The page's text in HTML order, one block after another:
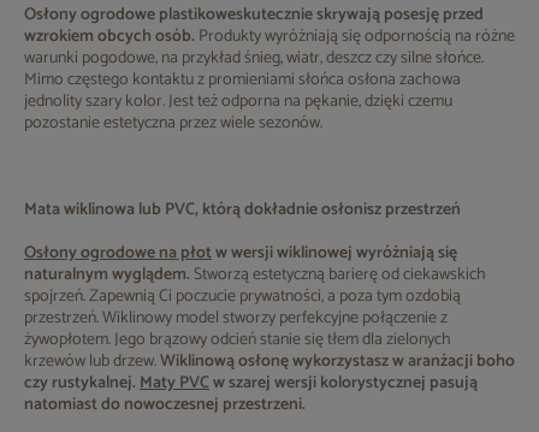
Osłony ogrodowe plastikoweskutecznie skrywają posesję przed
wzrokiem obcych osób. Produkty wyróżniają się odpornością na różne
warunki pogodowe, na przykład śnieg, wiatr, deszcz czy silne słońce.
Mimo częstego kontaktu z promieniami słońca osłona zachowa
jednolity szary kolor. Jest też odporna na pękanie, dzięki czemu
pozostanie estetyczna przez wiele sezonów.
Mata wiklinowa lub PVC, którą dokładnie osłonisz przestrzeń
Osłony ogrodowe na płotw wersji wiklinowej wyróżniają się
naturalnym wyglądem.Stworzą estetyczną barierę od ciekawskich
spojrzeń. Zapewnią Ci poczucie prywatności, a poza tym ozdobią
przestrzeń. Wiklinowy model stworzy perfekcyjne połączenie z
żywopłotem. Jego brązowy odcień stanie się tłem dla zielonych
krzewów lub drzew.Wiklinową osłonę wykorzystasz w aranżacji boho
czy rustykalnej.Maty PVCw szarej wersji kolorystycznej pasują
natomiast do nowoczesnej przestrzeni.